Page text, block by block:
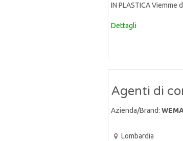
IN PLASTICA Viemme
Dettagli
Agenti di
Azienda/Brand:
Lombardia